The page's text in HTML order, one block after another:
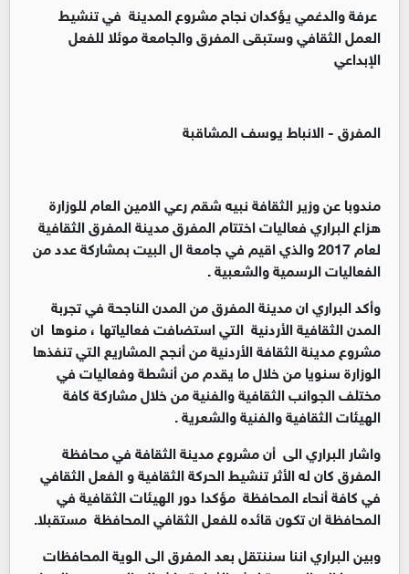
عرفة والدغمي يؤكدان نجاح مشروع المدينة في تنشيط
العمل الثقافي وستبقى المفرق والجامعة موئلا للفعل
الإبداعي
المفرق - الانباط يوسف المشاقبة
مندوبا عن وزير الثقافة نبيه شقم رعي الامين العام للوزارة
هزاع البراري فعاليات اختتام المفرق مدينة المفرق الثقافية
لعام 2017 والذي اقيم في جامعة ال البيت بمشاركة عدد من
الفعاليات الرسمية والشعبية .
وأكد البراري ان مدينة المفرق من المدن الناجحة في تجربة
المدن الثقافية الأردنية التي استضافت فعالياتها ، منوها ان
مشروع مدينة الثقافة الأردنية من أنجح المشاريع التي تنفذها
الوزارة سنويا من خلال ما يقدم من أنشطة وفعاليات في
مختلف الجوانب الثقافية والفنية من خلال مشاركة كافة
الهيئات الثقافية والفنية والشعرية .
واشار البراري الى أن مشروع مدينة الثقافة في محافظة
المفرق كان له الأثر تنشيط الحركة الثقافية و الفعل الثقافي
في كافة أنحاء المحافظة مؤكدا دور الهيئات الثقافية في
المحافظة ان تكون قائده للفعل الثقافي المحافظة مستقبلا.
وبين البراري اننا سننتقل بعد المفرق الى الوية المحافظات